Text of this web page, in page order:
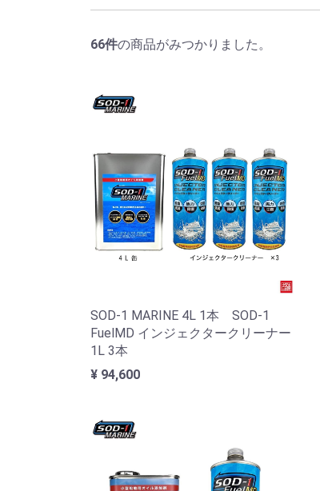
66件の商品がみつかりました。
SOD-1 MARINE 4L 1本 SOD-1
FuelMD インジェクタークリーナー
1L 3本
¥ 94,600